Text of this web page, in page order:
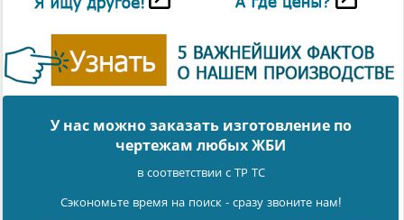
У нас можно заказать изготовление по
чертежам любых ЖБИ
в соответствии с ТР ТС
Сэкономьте время на поиск - сразу звоните нам!